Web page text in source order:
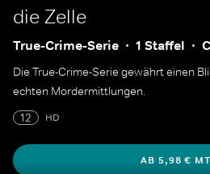
die Zelle
True-Crime-Serie 1 Staffel
Die True-Crime-Serie gewährt einen
echten Mordermittlungen.
12
HD
AB 5,98 €